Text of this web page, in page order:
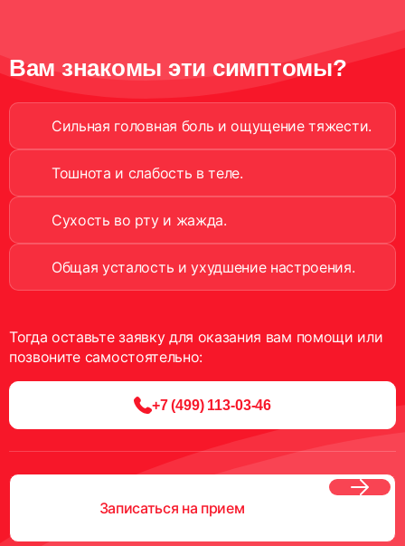
Вам знакомы эти симптомы?
Тогда оставьте заявку для оказания вам помощи или
позвоните самостоятельно:
+7 (499) 113-03-46
Записаться на прием
Сильная головная боль и ощущение тяжести.
Тошнота и слабость в теле.
Сухость во рту и жажда.
Общая усталость и ухудшение настроения.